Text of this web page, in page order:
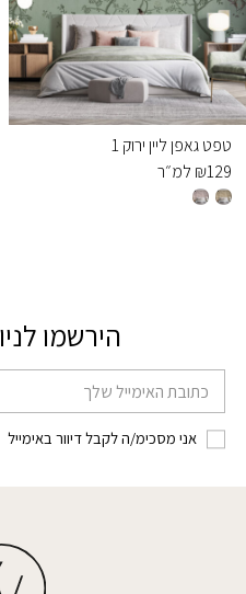
טפט גאפן ליין ירוק 1
₪129 למ״ר
הירשמו
דוא׳׳ל
אני מסכימ/ה לקבל דיוור באימייל